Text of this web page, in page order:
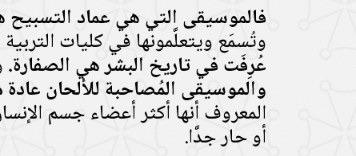
فالموسيقى التي هي عماد
وتُسمَع ويتعلَّمونها في كليات
عُرِفَت في تاريخ البشر هي الصفارة.
والموسيقى المُصاحبة للألحان
المعروف أنها أكثر أعضاء جسم
أو حار جدَّا.